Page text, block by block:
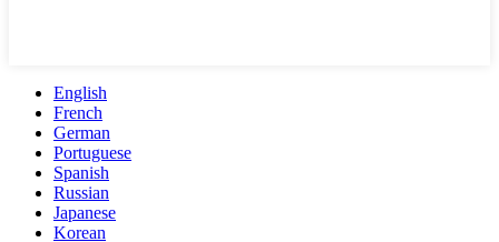
English
French
German
Portuguese
Spanish
Russian
Japanese
Korean